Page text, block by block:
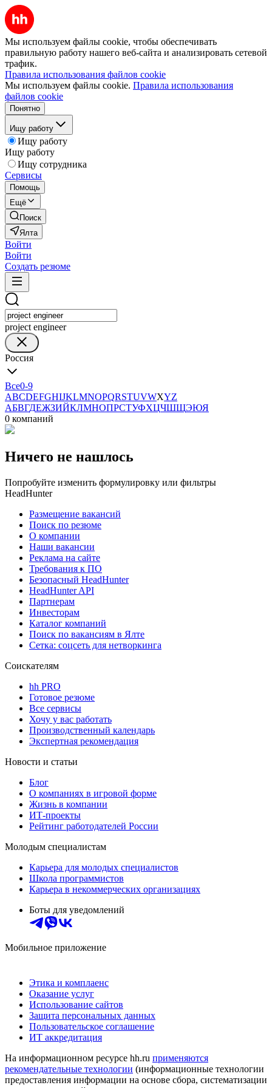
Мы используем файлы cookie, чтобы обеспечивать
правильную работу нашего веб-сайта и анализировать сетевой
трафик.
Правила использования файлов cookie
Мы используем файлы cookie. Правила использования
файлов cookie
Понятно
Ищу работу
Ищу работу
Ищу работу
Ищу сотрудника
Сервисы
Помощь
Ещё
Поиск
Ялта
Войти
Войти
Создать резюме
project engineer
Россия
Все0-9
ABCDEFGHIJKLMNOPQRSTUVWXYZ
АБВГДЕЖЗИЙКЛМНОПРСТУФХЦЧШЩЭЮЯ
0 компаний
Ничего не нашлось
Попробуйте изменить формулировку или фильтры
HeadHunter
Размещение вакансий
Поиск по резюме
О компании
Наши вакансии
Реклама на сайте
Требования к ПО
Безопасный HeadHunter
HeadHunter API
Партнерам
Инвесторам
Каталог компаний
Поиск по вакансиям в Ялте
Сетка: соцсеть для нетворкинга
Соискателям
hh PRO
Готовое резюме
Все сервисы
Хочу у вас работать
Производственный календарь
Экспертная рекомендация
Новости и статьи
Блог
О компаниях в игровой форме
Жизнь в компании
ИТ-проекты
Рейтинг работодателей России
Молодым специалистам
Карьера для молодых специалистов
Школа программистов
Карьера в некоммерческих организациях
Боты для уведомлений
Мобильное приложение
Этика и комплаенс
Оказание услуг
Использование сайтов
Защита персональных данных
Пользовательское соглашение
ИТ аккредитация
На информационном ресурсе hh.ru применяются
рекомендательные технологии (информационные технологии
предоставления информации на основе сбора, систематизации